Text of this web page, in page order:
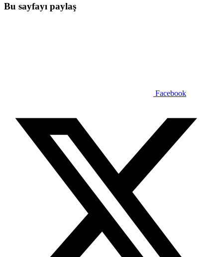
Bu sayfayı paylaş
Facebook